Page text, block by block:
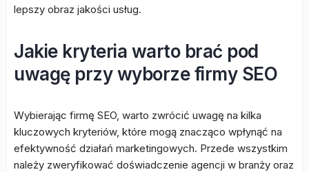
lepszy obraz jakości usług.
Jakie kryteria warto brać pod
uwagę przy wyborze firmy SEO
Wybierając firmę SEO, warto zwrócić uwagę na kilka
kluczowych kryteriów, które mogą znacząco wpłynąć na
efektywność działań marketingowych. Przede wszystkim
należy zweryfikować doświadczenie agencji w branży oraz